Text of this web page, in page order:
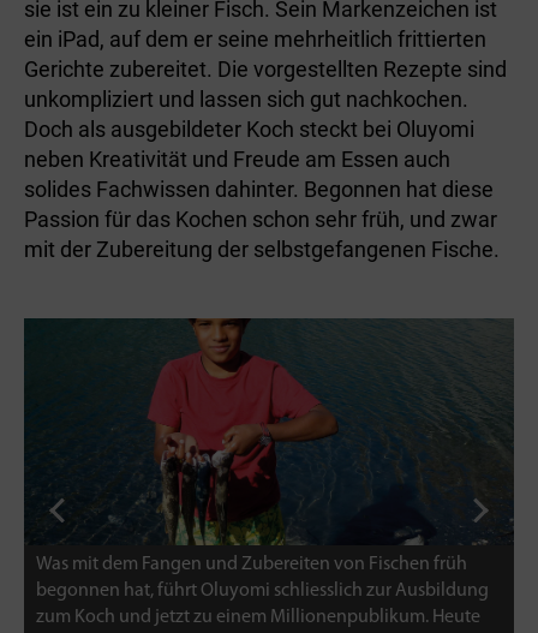
sie ist ein zu kleiner Fisch. Sein Markenzeichen ist
ein iPad, auf dem er seine mehrheitlich frittierten
Gerichte zubereitet. Die vorgestellten Rezepte sind
unkompliziert und lassen sich gut nachkochen.
Doch als ausgebildeter Koch steckt bei Oluyomi
neben Kreativität und Freude am Essen auch
solides Fachwissen dahinter. Begonnen hat diese
Passion für das Kochen schon sehr früh, und zwar
mit der Zubereitung der selbstgefangenen Fische.
Was mit dem Fangen und Zubereiten von Fischen früh
begonnen hat, führt Oluyomi schliesslich zur Ausbildung
zum Koch und jetzt zu einem Millionenpublikum. Heute